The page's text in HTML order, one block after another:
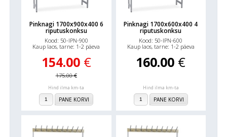
Pinknagi 1700x900x400 6
riputuskonksu
Kood: 50-IPN-900
Kaup laos, tarne: 1-2 päeva
154.00 €
175.00€
Hind ilma km-ta
PANE KORVI
Pinknagi 1700x600x400 4
riputuskonksu
Kood: 50-IPN-600
Kaup laos, tarne: 1-2 päeva
160.00 €
Hind ilma km-ta
PANE KORVI